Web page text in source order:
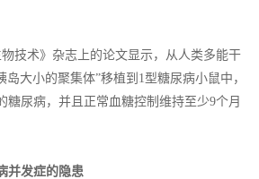
技术》杂志上的论文显示，从人类多能干
岛大小的聚集体”移植到1型糖尿病小鼠中，
糖尿病，并且正常血糖控制维持至少9个月
并发症的隐患